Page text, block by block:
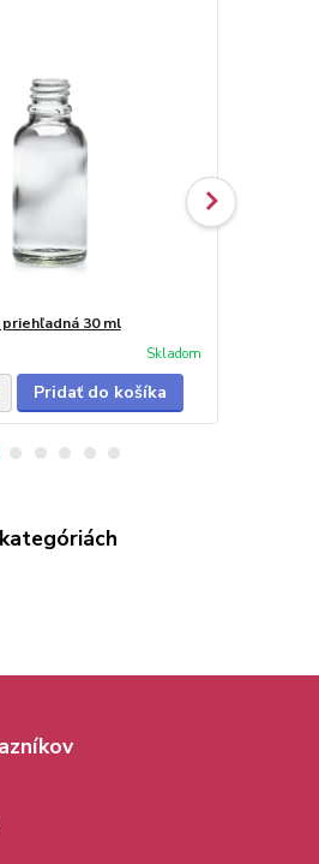
30 ml
Skladom
Pridať do košíka